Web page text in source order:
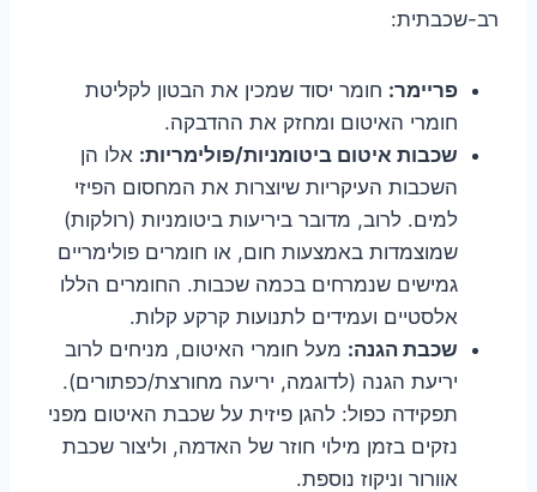
רב-שכבתית:
פריימר: חומר יסוד שמכין את הבטון לקליטת
חומרי האיטום ומחזק את ההדבקה.
שכבות איטום ביטומניות/פולימריות: אלו הן
השכבות העיקריות שיוצרות את המחסום הפיזי
למים. לרוב, מדובר ביריעות ביטומניות (רולקות)
שמוצמדות באמצעות חום, או חומרים פולימריים
גמישים שנמרחים בכמה שכבות. החומרים הללו
אלסטיים ועמידים לתנועות קרקע קלות.
שכבת הגנה: מעל חומרי האיטום, מניחים לרוב
יריעת הגנה (לדוגמה, יריעה מחורצת/כפתורים).
תפקידה כפול: להגן פיזית על שכבת האיטום מפני
נזקים בזמן מילוי חוזר של האדמה, וליצור שכבת
אוורור וניקוז נוספת.